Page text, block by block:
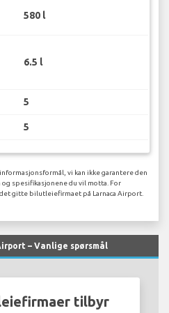
580 l
6.5 l
5
5
vi kan ikke garantere den
spesifikasjonene du vil motta. For
gitte bilutleiefirmaet på Larnaca Airport.
– Vanlige spørsmål
tilbyr